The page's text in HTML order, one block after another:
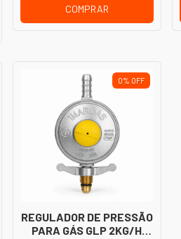
COMPRAR
0% OFF
REGULADOR DE PRESSÃO
PARA GÁS GLP 2KG/H